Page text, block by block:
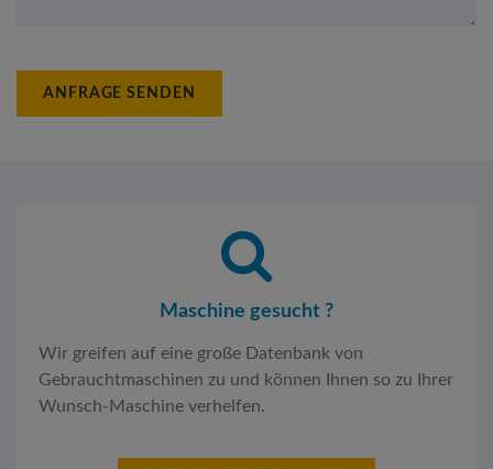
ANFRAGE SENDEN
Maschine gesucht ?
Wir greifen auf eine große Datenbank von
Gebrauchtmaschinen zu und können Ihnen so zu Ihrer
Wunsch-Maschine verhelfen.